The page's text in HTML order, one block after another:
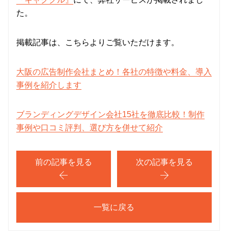
た。
掲載記事は、こちらよりご覧いただけます。
大阪の広告制作会社まとめ！各社の特徴や料金、導入
事例を紹介します
ブランディングデザイン会社15社を徹底比較！制作
事例や口コミ評判、選び方を併せて紹介
前の記事を見る
一覧に戻る
次の記事を見る